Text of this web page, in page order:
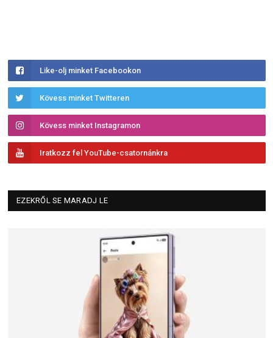
Like-olj minket Facebookon
Kövess minket Twitteren
Kövess minket Instagramon
Iratkozz fel YouTube-csatornánkra
EZEKRŐL SE MARADJ LE